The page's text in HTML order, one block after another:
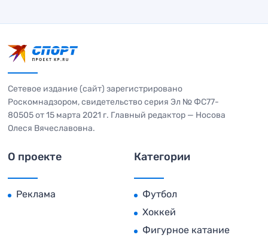
Сетевое издание (сайт) зарегистрировано
Роскомнадзором, свидетельство серия Эл № ФС77-
80505 от 15 марта 2021 г. Главный редактор — Носова
Олеся Вячеславовна.
О проекте
Реклама
Категории
Футбол
Хоккей
Фигурное катание